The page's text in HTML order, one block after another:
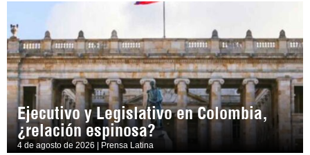
Ejecutivo y Legislativo en Colombia,
¿relación espinosa?
4 de agosto de 2026 | Prensa Latina